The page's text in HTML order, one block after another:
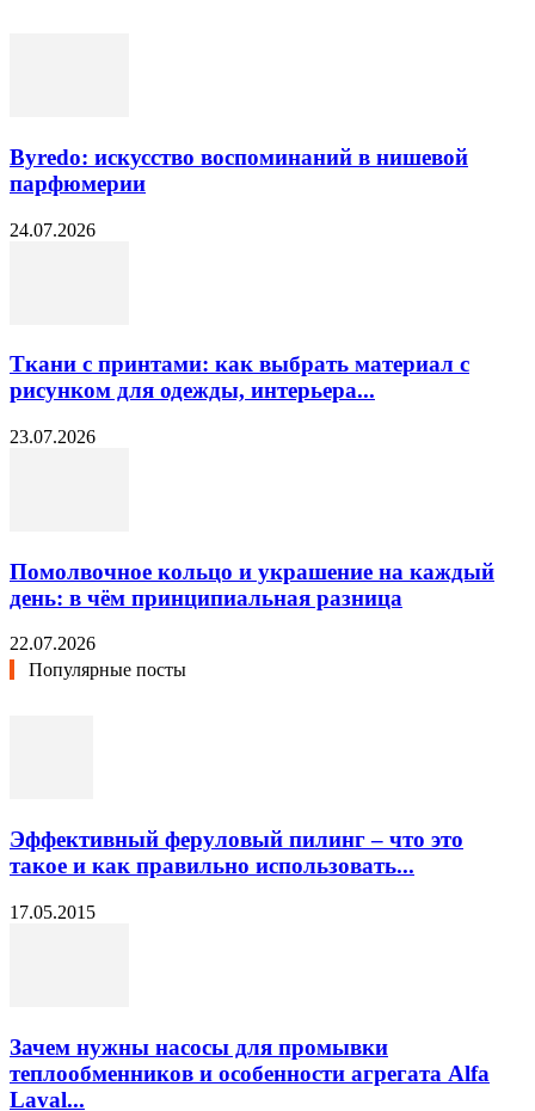
Byredo: искусство воспоминаний в нишевой
парфюмерии
24.07.2026
Ткани с принтами: как выбрать материал с
рисунком для одежды, интерьера...
23.07.2026
Помолвочное кольцо и украшение на каждый
день: в чём принципиальная разница
22.07.2026
Популярные посты
Эффективный феруловый пилинг – что это
такое и как правильно использовать...
17.05.2015
Зачем нужны насосы для промывки
теплообменников и особенности агрегата Alfa
Laval...